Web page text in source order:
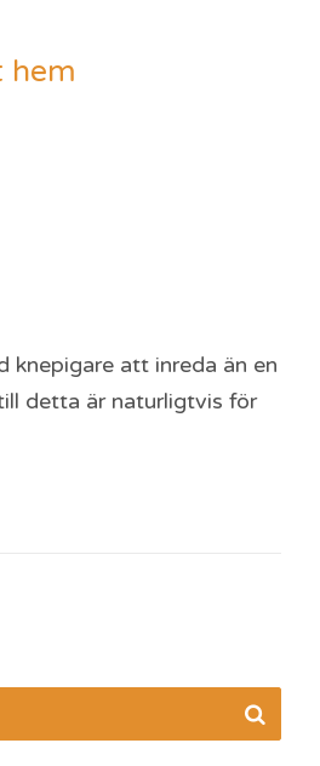
hem
knepigare att inreda än en
detta är naturligtvis för